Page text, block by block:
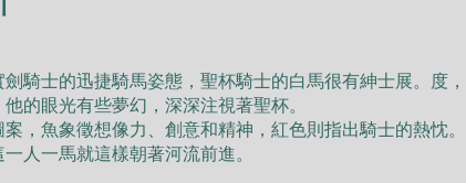
騎⼠的迅捷騎⾺姿態，聖杯騎⼠的⽩⾺很有紳⼠展。度
的眼光有些夢幻，深深注視著聖杯。
，⿂象徵想像⼒、創意和精神，紅⾊則指出騎⼠的熱忱
⼈⼀⾺就這樣朝著河流前進。